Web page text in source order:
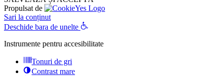
Propulsat de
Sari la conținut
Deschide bara de unelte
Instrumente pentru accesibilitate
Tonuri de gri
Contrast mare